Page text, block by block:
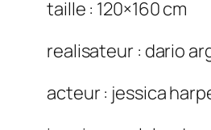
taille : 120×160 cm
realisateur : dario
acteur : jessica